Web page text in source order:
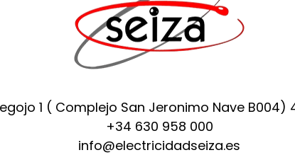
1 ( Complejo San Jeronimo Nave B004)
+34 630 958 000
info@electricidadseiza.es